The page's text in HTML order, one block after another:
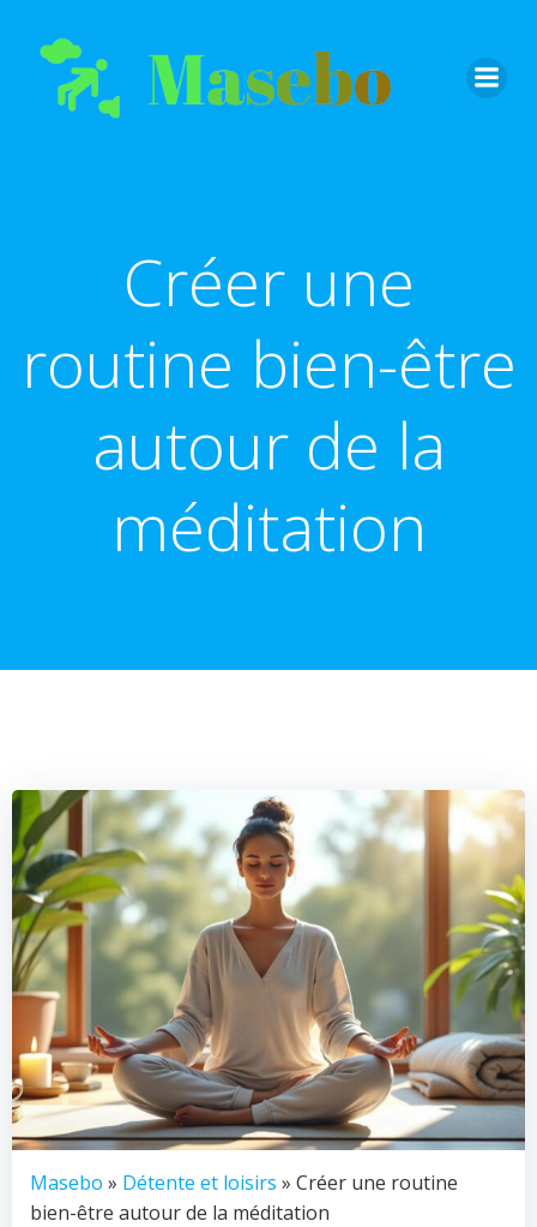
contenu
Créer une
routine bien-être
autour de la
méditation
Masebo » Détente et loisirs » Créer une routine
bien-être autour de la méditation